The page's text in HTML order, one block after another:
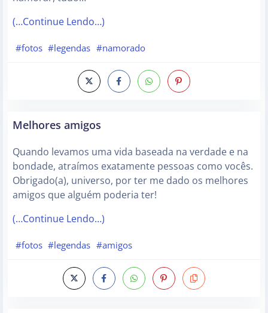
(…Continue Lendo…)
#fotos #legendas #namorado
Melhores amigos
Quando levamos uma vida baseada na verdade e na
bondade, atraímos exatamente pessoas como vocês.
Obrigado(a), universo, por ter me dado os melhores
amigos que alguém poderia ter!
(…Continue Lendo…)
#fotos #legendas #amigos